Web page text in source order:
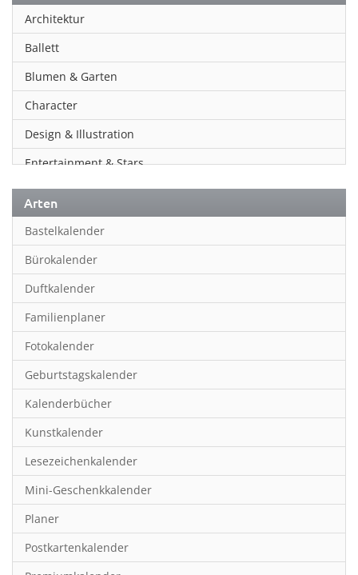
Architektur
Ballett
Blumen & Garten
Character
Design & Illustration
Entertainment & Stars
Erotik
Essen & Trinken
Familienplaner
Fantasy
Film
Fotokunst
Frauen
Fußball
Gaming
Geburtstagskalender
Geschichte
Hobby & Basteln
Humor & Cartoon
Inspiration & Entspannung
Arten
Bastelkalender
Bürokalender
Duftkalender
Familienplaner
Fotokalender
Geburtstagskalender
Kalenderbücher
Kunstkalender
Lesezeichenkalender
Mini-Geschenkkalender
Planer
Postkartenkalender